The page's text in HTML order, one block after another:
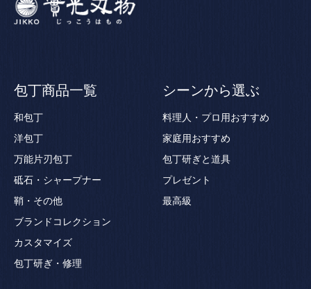
包丁商品一覧
和包丁
洋包丁
万能片刃包丁
砥石・シャープナー
鞘・その他
ブランドコレクション
カスタマイズ
包丁研ぎ・修理
シーンから選ぶ
料理人・プロ用おすすめ
家庭用おすすめ
包丁研ぎと道具
プレゼント
最高級